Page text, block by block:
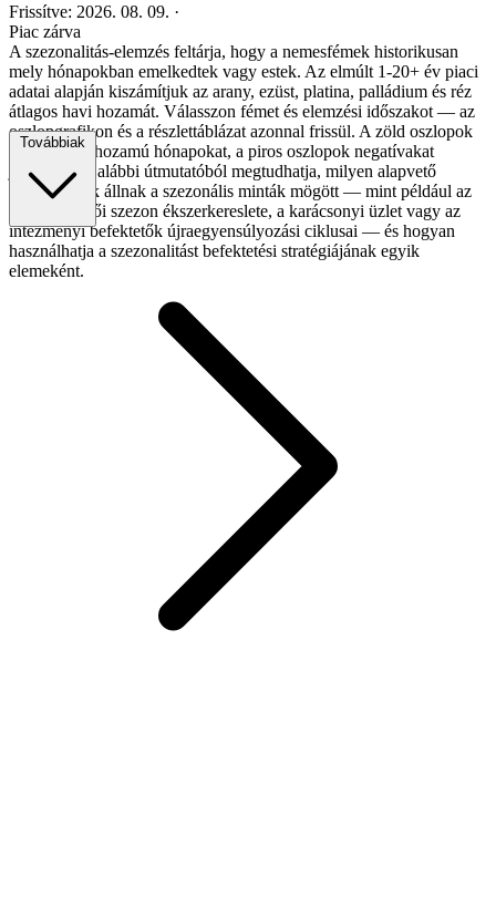
Frissítve: 2026. 08. 09. ·
Piac zárva
A szezonalitás-elemzés feltárja, hogy a nemesfémek historikusan
mely hónapokban emelkedtek vagy estek. Az elmúlt 1-20+ év piaci
adatai alapján kiszámítjuk az arany, ezüst, platina, palládium és réz
átlagos havi hozamát. Válasszon fémet és elemzési időszakot — az
oszlopgrafikon és a részlettáblázat azonnal frissül. A zöld oszlopok
pozitív átlaghozamú hónapokat, a piros oszlopok negatívakat
jelölnek. Az alábbi útmutatóból megtudhatja, milyen alapvető
mozgatóerők állnak a szezonális minták mögött — mint például az
indiai esküvői szezon ékszerkereslete, a karácsonyi üzlet vagy az
intézményi befektetők újraegyensúlyozási ciklusai — és hogyan
használhatja a szezonalitást befektetési stratégiájának egyik
elemeként.